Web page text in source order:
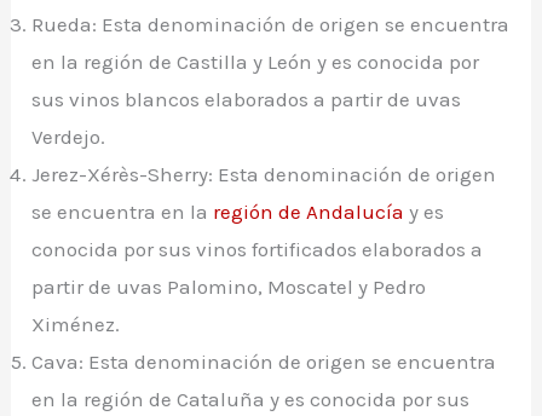
Rueda: Esta denominación de origen se encuentra
en la región de Castilla y León y es conocida por
sus vinos blancos elaborados a partir de uvas
Verdejo.
Jerez-Xérès-Sherry: Esta denominación de origen
se encuentra en la región de Andalucía y es
conocida por sus vinos fortificados elaborados a
partir de uvas Palomino, Moscatel y Pedro
Ximénez.
Cava: Esta denominación de origen se encuentra
en la región de Cataluña y es conocida por sus